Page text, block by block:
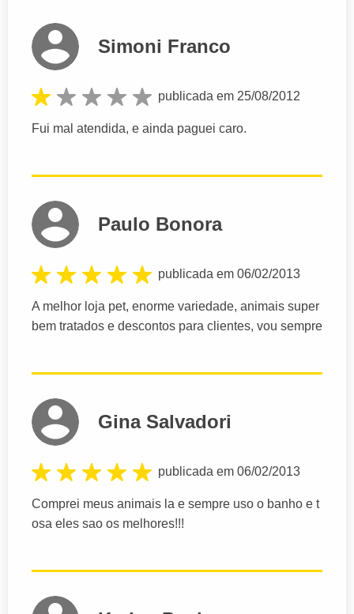
Simoni Franco
publicada em 25/08/2012
Fui mal atendida, e ainda paguei caro.
Paulo Bonora
publicada em 06/02/2013
A melhor loja pet, enorme variedade, animais super
bem tratados e descontos para clientes, vou sempre
Gina Salvadori
publicada em 06/02/2013
Comprei meus animais la e sempre uso o banho e t
osa eles sao os melhores!!!